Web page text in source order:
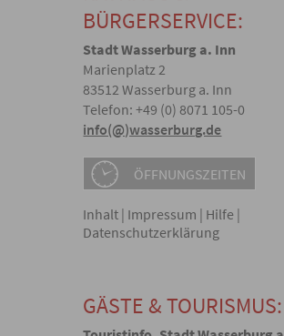
BÜRGERSERVICE:
Stadt Wasserburg a. Inn
Marienplatz 2
83512 Wasserburg a. Inn
Telefon: +49 (0) 8071 105-0
info(@)wasserburg.de
ÖFFNUNGSZEITEN
Inhalt | Impressum | Hilfe |
Datenschutzerklärung
GÄSTE & TOURISMUS: